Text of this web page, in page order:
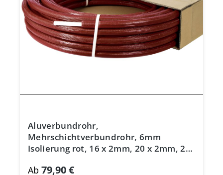
Aluverbundrohr,
Mehrschichtverbundrohr, 6mm
Isolierung rot, 16 x 2mm, 20 x 2mm, 26
Ab 79,90 €